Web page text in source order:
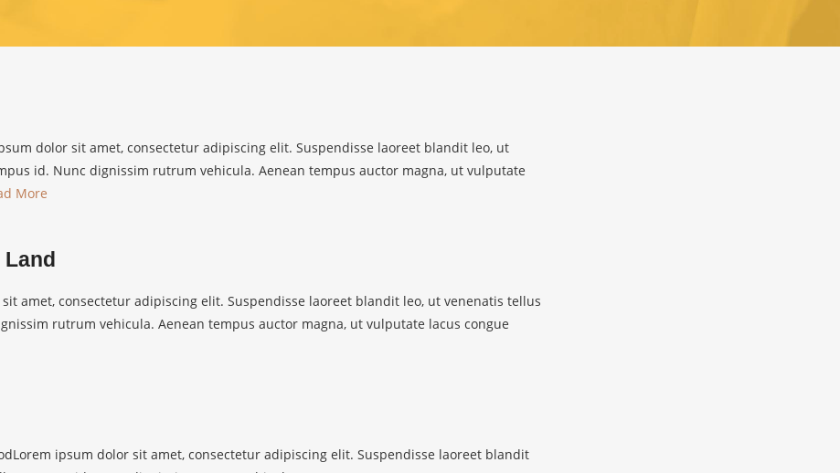
dolor sit amet, consectetur adipiscing elit. Suspendisse laoreet blandit leo, ut
id. Nunc dignissim rutrum vehicula. Aenean tempus auctor magna, ut vulputate
More
Land
amet, consectetur adipiscing elit. Suspendisse laoreet blandit leo, ut venenatis tellus
rutrum vehicula. Aenean tempus auctor magna, ut vulputate lacus congue
ipsum dolor sit amet, consectetur adipiscing elit. Suspendisse laoreet blandit